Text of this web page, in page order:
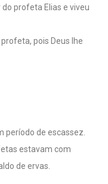
profeta Elias e viveu
pois Deus lhe
período de escassez.
estavam com
de ervas.